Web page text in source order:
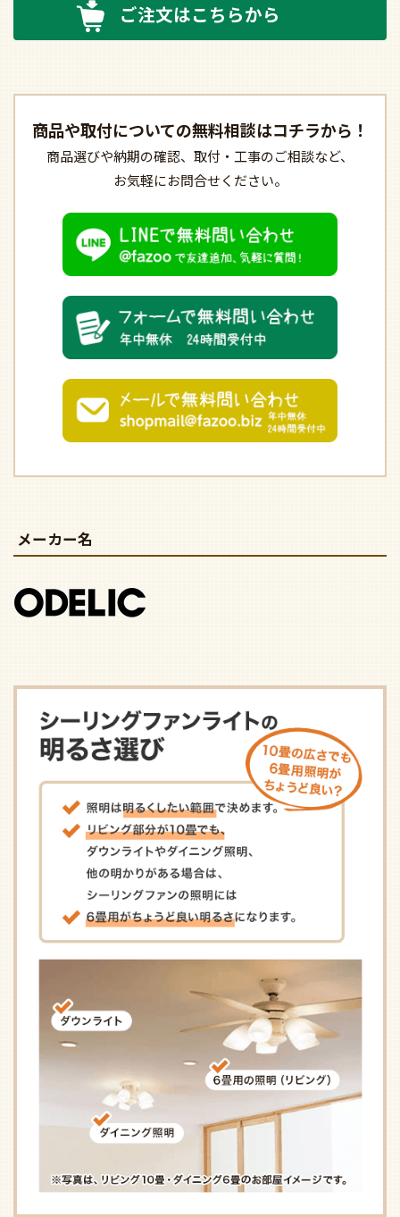
ご注文はこちらから
商品や取付についての無料相談はコチラから！
商品選びや納期の確認、 取付・工事のご相談など、
お気軽にお問合せください。
メーカー名